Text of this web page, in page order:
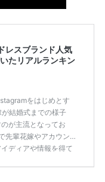
レスブランド人気
たリアルランキン
をはじめとす
結婚式までの様子
が主流となってお
先輩花嫁やアカウン
ディアや情報を得て